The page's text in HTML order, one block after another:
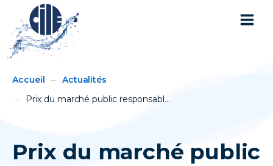
Breadcrumbs
You
here:
Accueil
Actualités
Prix du marché public responsabl...
Prix du marché public